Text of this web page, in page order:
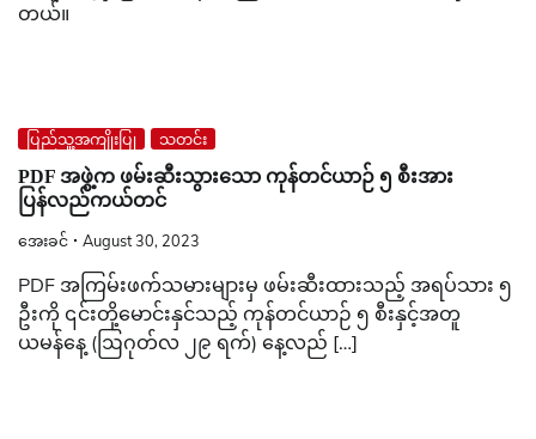
တယ်။
ပြည်သူ့အကျိုးပြု သတင်း
PDF အဖွဲ့က ဖမ်းဆီးသွားသော ကုန်တင်ယာဉ် ၅ စီးအား
ပြန်လည်ကယ်တင်
အေးခင် August 30, 2023
PDF အကြမ်းဖက်သမားများမှ ဖမ်းဆီးထားသည့် အရပ်သား ၅
ဦးကို ၎င်းတို့မောင်းနှင်သည့် ကုန်တင်ယာဉ် ၅ စီးနှင့်အတူ
ယမန်နေ့ (ဩဂုတ်လ ၂၉ ရက်) နေ့လည် […]